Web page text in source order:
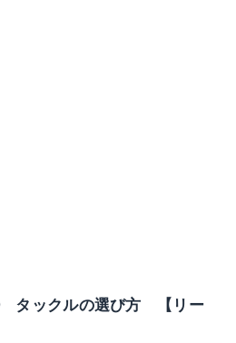
タックルの選び方 【リー